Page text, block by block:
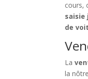
cours,
saisie
de
La
la